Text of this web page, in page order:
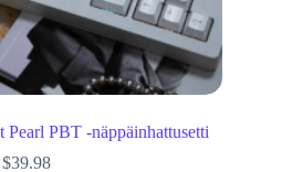
PBT -näppäinhattusetti
$39.98